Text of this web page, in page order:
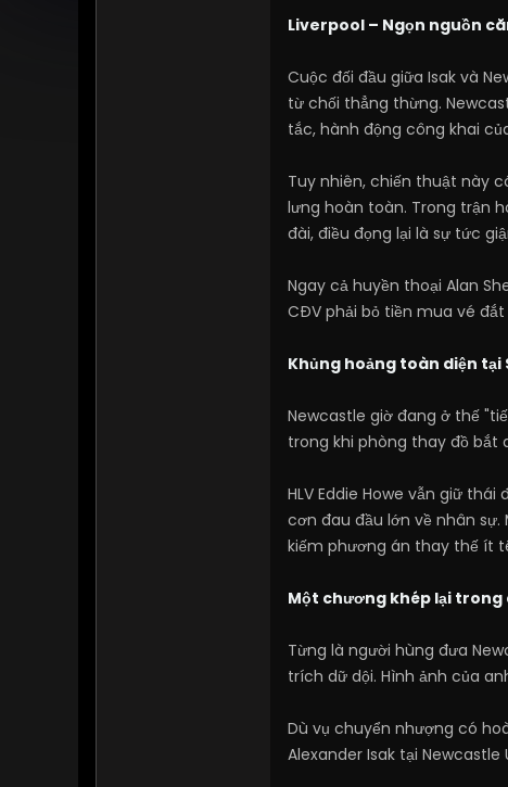
Liverpool – Ngọn nguồn
Cuộc đối đầu giữa Isak và
từ chối thẳng thừng.
tắc, hành động công khai
Tuy nhiên, chiến thuật này
lưng hoàn toàn. Trong trận
đài, điều đọng lại là sự tức
Ngay cả huyền thoại Alan
CĐV phải bỏ tiền mua vé
Khủng hoảng toàn diện tại
Newcastle giờ đang ở thế
trong khi phòng thay đồ bắt
HLV Eddie Howe vẫn giữ
cơn đau đầu lớn về nhân
kiếm phương án thay thế ít
Một chương khép lại trong
Từng là người hùng đưa
trích dữ dội. Hình ảnh của
Dù vụ chuyển nhượng có
Alexander Isak tại